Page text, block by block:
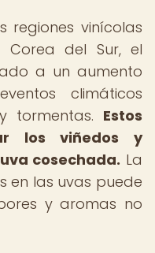
regiones vinícolas
del Sur, el
a un aumento
climáticos
tormentas. Estos
los viñedos y
cosechada. La
en las uvas puede
y aromas no